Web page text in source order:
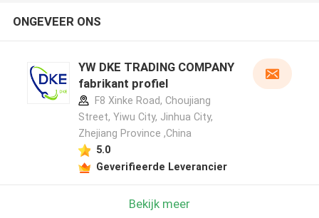
ONGEVEER ONS
YW DKE TRADING COMPANY
fabrikant profiel
F8 Xinke Road, Choujiang
Street, Yiwu City, Jinhua City,
Zhejiang Province ,China
5.0
Geverifieerde Leverancier
Bekijk meer